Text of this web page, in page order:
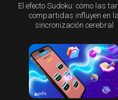
El efecto Sudoku: cómo las
compartidas influyen en la
sincronización cerebral